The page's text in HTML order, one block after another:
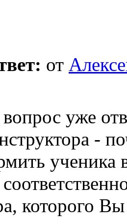
от
уже
-
ученика
которого